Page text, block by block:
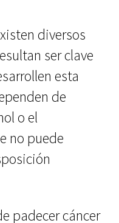
diversos
ser clave
esta
de
o el
no puede
padecer cáncer